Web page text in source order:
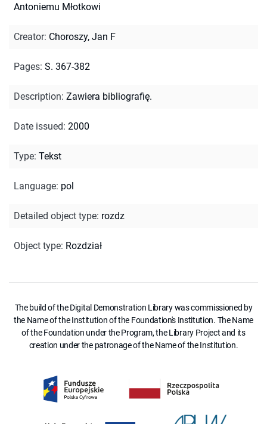
Antoniemu Młotkowi
Creator: Choroszy, Jan F
Pages: S. 367-382
Description: Zawiera bibliografię.
Date issued: 2000
Type: Tekst
Language: pol
Detailed object type: rozdz
Object type: Rozdział
The build of the Digital Demonstration Library was commissioned by
the Name of the Institution of the Foundation's Institution. The Name
of the Foundation under the Program, the Library Project and its
creation under the patronage of the Name of the Institution.